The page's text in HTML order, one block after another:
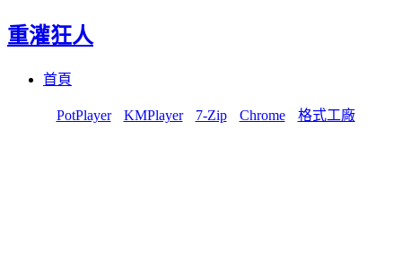
重灌狂人
首頁
PotPlayer KMPlayer 7-Zip Chrome 格式工廠